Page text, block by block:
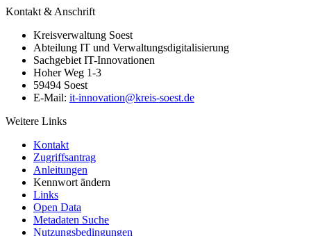
Kontakt & Anschrift
Kreisverwaltung Soest
Abteilung IT und Verwaltungsdigitalisierung
Sachgebiet IT-Innovationen
Hoher Weg 1-3
59494 Soest
E-Mail: it-innovation@​kreis-soest.de
Weitere Links
Kontakt
Zugriffsantrag
Anleitungen
Kennwort ändern
Links
Open Data
Metadaten Suche
Nutzungsbedingungen